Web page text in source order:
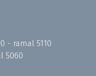
- ramal 5110
5060